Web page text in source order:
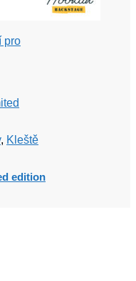
pro
, Kleště
edition